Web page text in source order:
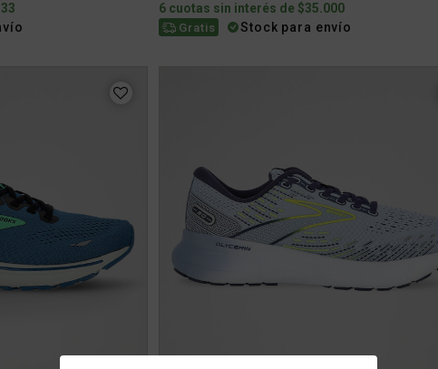
6 cuotas sin interés de $35.000
Gratis Stock para envío